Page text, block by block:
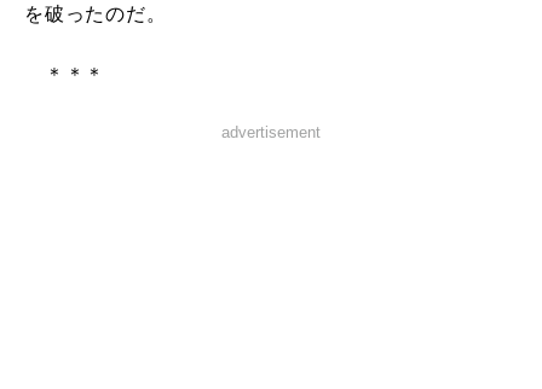
を破ったのだ。
＊＊＊
advertisement